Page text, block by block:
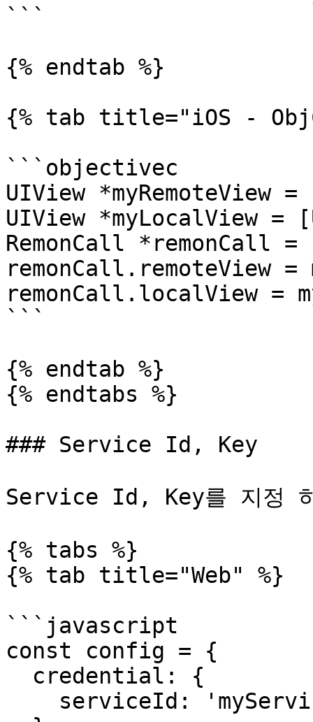
```
{% endtab %}
{% tab title="iOS -
```objectivec
UIView *myRemoteView
UIView *myLocalView =
RemonCall
remonCall.remoteView =
remonCall.localView =
```
{% endtab %}
{% endtabs %}
### Service Id, Key
Service Id, Key를 지정
{% tabs %}
{% tab title="Web" %}
```javascript
const config = {